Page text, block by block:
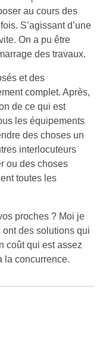
au cours des
S’agissant d’une
On a pu être
des travaux.
et des
complet. Après,
de ce qui est
les équipements
des choses un
interlocuteurs
ou des choses
toutes les
proches ? Moi je
ont des solutions qui
coût qui est assez
la concurrence.